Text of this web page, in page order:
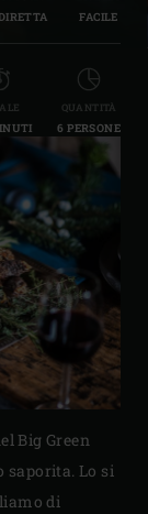
FACILE
QUANTITÀ
6 PERSONE
Big Green
saporita. Lo si
di